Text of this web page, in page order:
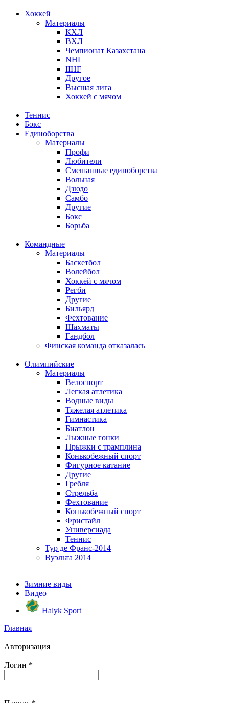
Хоккей
Материалы
КХЛ
ВХЛ
Чемпионат Казахстана
NHL
IIHF
Другое
Высшая лига
Хоккей с мячом
Теннис
Бокс
Единоборства
Материалы
Профи
Любители
Смешанные единоборства
Вольная
Дзюдо
Самбо
Другие
Бокс
Борьба
Командные
Материалы
Баскетбол
Волейбол
Хоккей с мячом
Регби
Другие
Бильярд
Фехтование
Шахматы
Гандбол
Финская команда отказалась
Олимпийские
Материалы
Велоспорт
Легкая атлетика
Водные виды
Тяжелая атлетика
Гимнастика
Биатлон
Лыжные гонки
Прыжки с трамплина
Конькобежный спорт
Фигурное катание
Другие
Гребля
Стрельба
Фехтование
Конькобежный спорт
Фристайл
Универсиада
Теннис
Тур де Франс-2014
Вуэльта 2014
Зимние виды
Видео
Halyk Sport
Главная
Авторизация
Логин *